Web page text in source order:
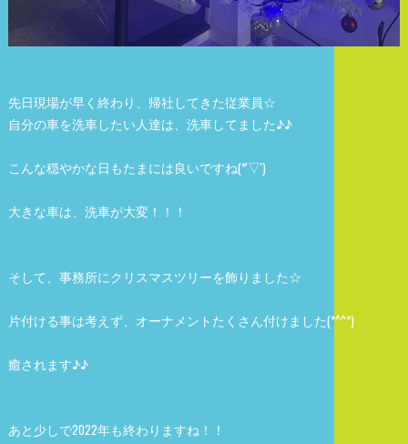
先日現場が早く終わり、帰社してきた従業員☆
自分の車を洗車したい人達は、洗車してました♪♪
こんな穏やかな日もたまには良いですね(*'▽')
大きな車は、洗車が大変！！！
そして、事務所にクリスマスツリーを飾りました☆
片付ける事は考えず、オーナメントたくさん付けました(*^^*)
癒されます♪♪
あと少しで2022年も終わりますね！！